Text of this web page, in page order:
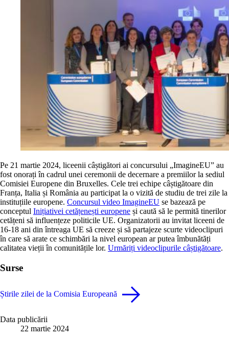
Pe 21 martie 2024, liceenii câștigători ai concursului „ImagineEU” au
fost onorați în cadrul unei ceremonii de decernare a premiilor la sediul
Comisiei Europene din Bruxelles. Cele trei echipe câștigătoare din
Franța, Italia și România au participat la o vizită de studiu de trei zile la
instituțiile europene. Concursul video ImagineEU se bazează pe
conceptul Inițiativei cetățenești europene și caută să le permită tinerilor
cetățeni să influențeze politicile UE. Organizatorii au invitat liceeni de
16-18 ani din întreaga UE să creeze și să partajeze scurte videoclipuri
în care să arate ce schimbări la nivel european ar putea îmbunătăți
calitatea vieții în comunitățile lor. Urmăriți videoclipurile câștigătoare.
Surse
Știrile zilei de la Comisia Europeană
Data publicării
22 martie 2024